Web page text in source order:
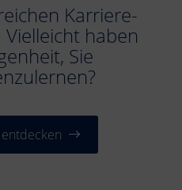
Karriere-
haben
Sie
entdecken